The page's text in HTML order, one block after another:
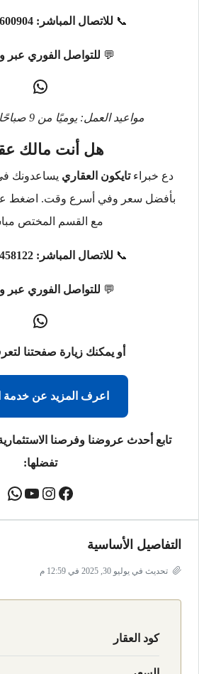
📞 للاتصال المباشر:
💬 للتواصل الفوري عبر
مواعيد العمل: يوميًا من 9 صباحًا حتى 9 مساءً.
هل أنت مالك
دع خبراءتايكون العقاري يساعدونك
بأفضل سعر وفي أسرع وقت. اضغط على
مع القسم المختص
📞 للاتصال المباشر:
💬 للتواصل الفوري عبر
أو يمكنك زيارة صفحتنا
اعرف المزيد عن خدمة
تابع أحدث عروضنا وفرصنا
تفضلها:
التفاصيل الأساسية
تحديث في يوليو 30, 2025 في 12:59 م
كود العقار